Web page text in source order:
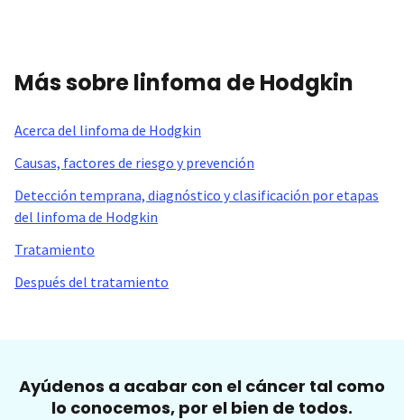
Más sobre linfoma de Hodgkin
Acerca del linfoma de Hodgkin
Causas, factores de riesgo y prevención
Detección temprana, diagnóstico y clasificación por etapas
del linfoma de Hodgkin
Tratamiento
Después del tratamiento
Ayúdenos a acabar con el cáncer tal como
lo conocemos, por el bien de todos.